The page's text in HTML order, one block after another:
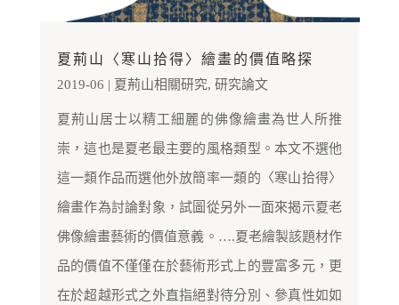
夏荊山〈寒山拾得〉繪畫的價值略探
2019-06 | 夏荊山相關研究, 研究論文
夏荊山居士以精工細麗的佛像繪畫為世人所推
崇，這也是夏老最主要的風格類型。本文不選他
這一類作品而選他外放簡率一類的〈寒山拾得〉
繪畫作為討論對象，試圖從另外一面來揭示夏老
佛像繪畫藝術的價值意義。….夏老繪製該題材作
品的價值不僅僅在於藝術形式上的豐富多元，更
在於超越形式之外直指絕對待分別、參真性如如